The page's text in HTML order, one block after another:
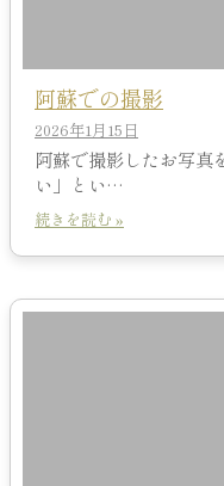
阿蘇での撮影
2026年1月15日
阿蘇で撮影したお写真
い」とい…
続きを読む »